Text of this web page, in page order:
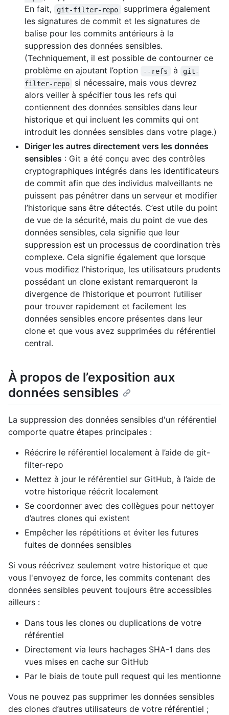
En fait,
git-filter-repo
supprimera également
les signatures de commit et les signatures de
balise pour les commits antérieurs à la
suppression des données sensibles.
(Techniquement, il est possible de contourner ce
problème en ajoutant l’option
--refs à
git-
filter-repo
si nécessaire, mais vous devrez
alors veiller à spécifier tous les refs qui
contiennent des données sensibles dans leur
historique et qui incluent les commits qui ont
introduit les données sensibles dans votre plage.)
Diriger les autres directement vers les données
sensibles : Git a été conçu avec des contrôles
cryptographiques intégrés dans les identificateurs
de commit afin que des individus malveillants ne
puissent pas pénétrer dans un serveur et modifier
l’historique sans être détectés. C’est utile du point
de vue de la sécurité, mais du point de vue des
données sensibles, cela signifie que leur
suppression est un processus de coordination très
complexe. Cela signifie également que lorsque
vous modifiez l’historique, les utilisateurs prudents
possédant un clone existant remarqueront la
divergence de l’historique et pourront l’utiliser
pour trouver rapidement et facilement les
données sensibles encore présentes dans leur
clone et que vous avez supprimées du référentiel
central.
À propos de l’exposition aux
données sensibles
La suppression des données sensibles d'un référentiel
comporte quatre étapes principales :
Réécrire le référentiel localement à l’aide de git-
filter-repo
Mettez à jour le référentiel sur GitHub, à l’aide de
votre historique réécrit localement
Se coordonner avec des collègues pour nettoyer
d’autres clones qui existent
Empêcher les répétitions et éviter les futures
fuites de données sensibles
Si vous réécrivez seulement votre historique et que
vous l'envoyez de force, les commits contenant des
données sensibles peuvent toujours être accessibles
ailleurs :
Dans tous les clones ou duplications de votre
référentiel
Directement via leurs hachages SHA-1 dans des
vues mises en cache sur GitHub
Par le biais de toute pull request qui les mentionne
Vous ne pouvez pas supprimer les données sensibles
des clones d’autres utilisateurs de votre référentiel ;